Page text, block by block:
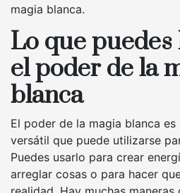
magia blanca.
Lo que
el poder de la
blanca
El poder de la magia blanca es
versátil que puede utilizarse
Puedes usarlo para crear
arreglar cosas o para hacer